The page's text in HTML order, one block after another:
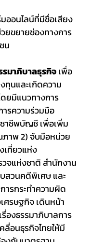
อนไลน์ที่มีชื่อเสียง
ยขยายช่องทางการ
น
รมาภิบาลธุรกิจ เพื่อ
ทุนและเกิดความ
ยมีแนวทางการ
รความร่วมมือ
าชีพบัญชี เพื่อเพิ่ม
าพ 2) จับมือหน่วย
เที่ยวแห่ง
วจแห่งชาติ สำนักงาน
สวนคดีพิเศษ และ
ารกระทำความผิด
รษฐกิจ เดินหน้า
องธรรมาภิบาลการ
ลื่อนธุรกิจไทยให้มี